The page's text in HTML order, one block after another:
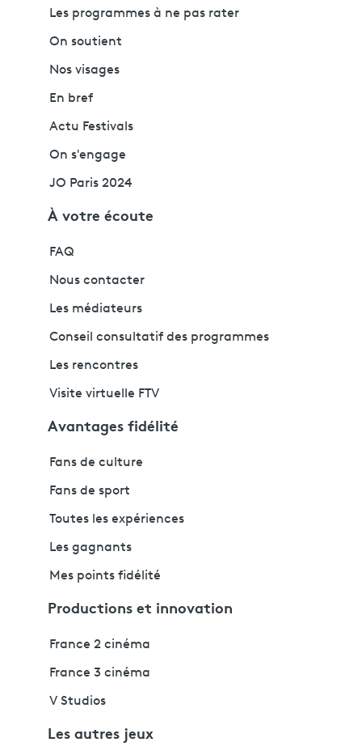
Les programmes à ne pas rater
On soutient
Nos visages
En bref
Actu Festivals
On s'engage
JO Paris 2024
À votre écoute
FAQ
Nous contacter
Les médiateurs
Conseil consultatif des programmes
Les rencontres
Visite virtuelle FTV
Avantages fidélité
Fans de culture
Fans de sport
Toutes les expériences
Les gagnants
Mes points fidélité
Productions et innovation
France 2 cinéma
France 3 cinéma
V Studios
Les autres jeux